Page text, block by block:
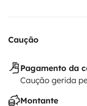
Caução
Pagamento da
Caução gerida
Montante